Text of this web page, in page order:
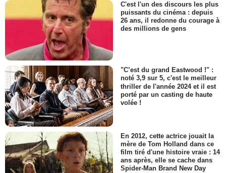
C'est l'un des discours les plus
puissants du cinéma : depuis
26 ans, il redonne du courage à
des millions de gens
"C’est du grand Eastwood !" :
noté 3,9 sur 5, c'est le meilleur
thriller de l'année 2024 et il est
porté par un casting de haute
volée !
En 2012, cette actrice jouait la
mère de Tom Holland dans ce
film tiré d'une histoire vraie : 14
ans après, elle se cache dans
Spider-Man Brand New Day